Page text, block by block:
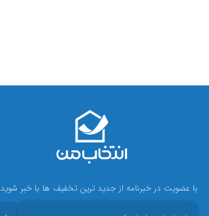
با عضویت در خبرنامه از جدید ترین تخفیف ها با خبر شوید